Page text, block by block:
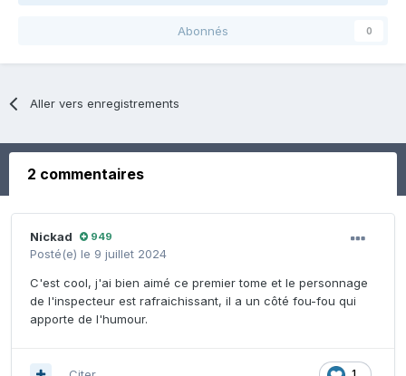
Abonnés 0
Aller vers enregistrements
2 commentaires
Nickad 949
Posté(e) le 9 juillet 2024
C'est cool, j'ai bien aimé ce premier tome et le personnage
de l'inspecteur est rafraichissant, il a un côté fou-fou qui
apporte de l'humour.